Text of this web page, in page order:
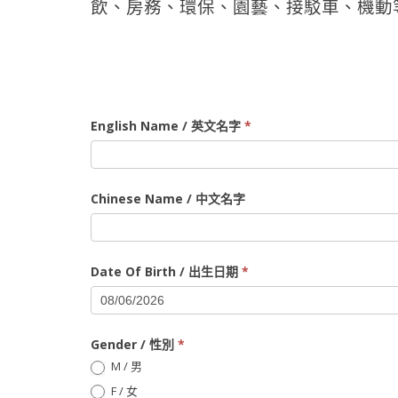
飲、房務、環保、園藝、接駁車、機動
Volunteer
Application
Form
English Name / 英文名字 *
Chinese Name / 中文名字
Date Of Birth / 出生日期 *
Gender / 性別 *
M / 男
F / 女